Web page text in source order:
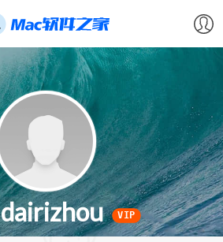
dairizhou VIP